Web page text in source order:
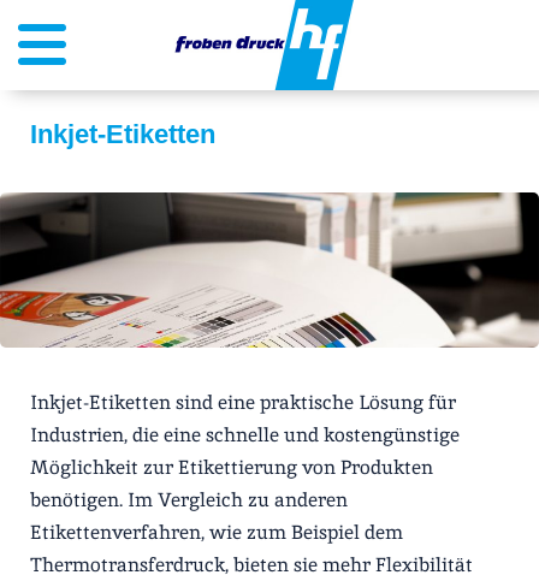
Inkjet-Etiketten
Inkjet-Etiketten sind eine praktische Lösung für
Industrien, die eine schnelle und kostengünstige
Möglichkeit zur Etikettierung von Produkten
benötigen. Im Vergleich zu anderen
Etikettenverfahren, wie zum Beispiel dem
Thermotransferdruck, bieten sie mehr Flexibilität